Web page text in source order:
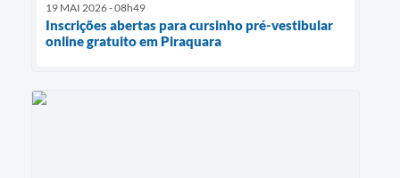
19 MAI 2026 - 08h49
Inscrições abertas para cursinho pré-vestibular
online gratuito em Piraquara